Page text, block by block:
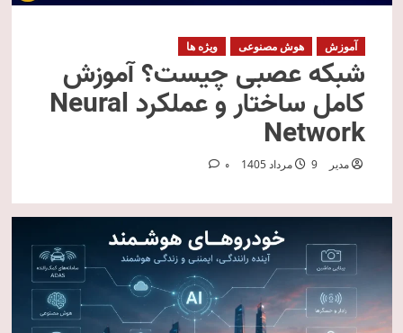
آموزش هوش مصنوعی ویژه ها
شبکه عصبی چیست؟ آموزش
کامل ساختار و عملکرد Neural
Network
مدیر 9 مرداد 1405 0